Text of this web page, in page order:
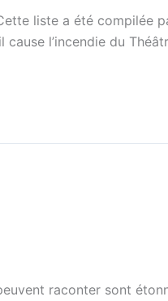
liste a été compilée
cause l’incendie du
raconter sont